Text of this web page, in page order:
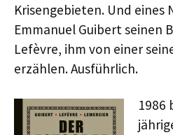
Krisengebieten. Und eines
Emmanuel Guibert seinen
Lefèvre, ihm von einer
erzählen. Ausführlich.
1986